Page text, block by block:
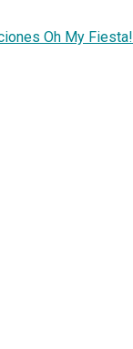
Oh My Fiesta!